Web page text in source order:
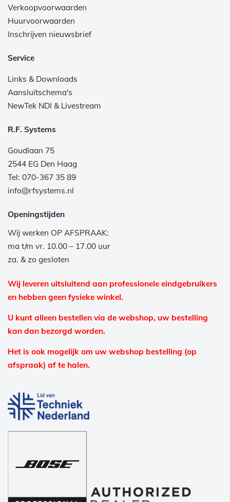
Verkoopvoorwaarden
Huurvoorwaarden
Inschrijven nieuwsbrief
Service
Links & Downloads
Aansluitschema's
NewTek NDI & Livestream
R.F. Systems
Goudlaan 75
2544 EG Den Haag
Tel: 070-367 35 89
info@rfsystems.nl
Openingstijden
Wij werken OP AFSPRAAK:
ma t/m vr. 10.00 – 17.00 uur
za. & zo gesloten
Wij leveren uitsluitend aan professionele eindgebruikers
en hebben geen fysieke winkel.
U kunt alleen bestellen via de webshop, uw bestelling
kan dan bezorgd worden.
Het is ook mogelijk om uw webshop bestelling (op
afspraak) af te halen.